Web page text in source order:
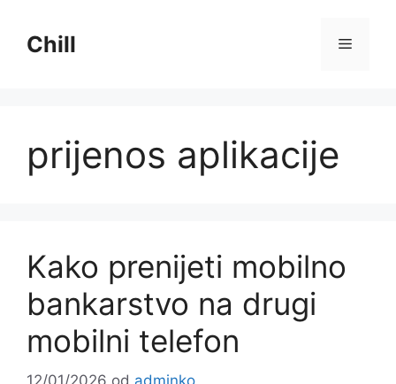
sadržajChill
prijenos aplikacije
Kako prenijeti mobilno
bankarstvo na drugi
mobilni telefon
12/01/2026 od adminko